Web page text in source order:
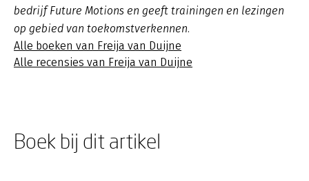
bedrijf Future Motions en geeft trainingen en lezingen
op gebied van toekomstverkennen.
Alle boeken van Freija van Duijne
Alle recensies van Freija van Duijne
Boek bij dit artikel